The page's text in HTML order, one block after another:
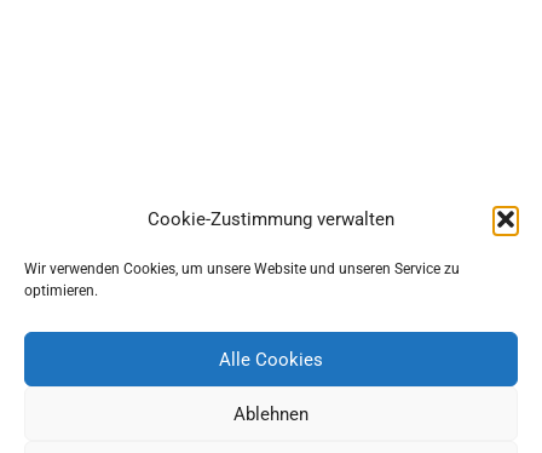
Cookie-Zustimmung verwalten
Wir verwenden Cookies, um unsere Website und unseren Service zu
optimieren.
Alle Cookies
Ablehnen